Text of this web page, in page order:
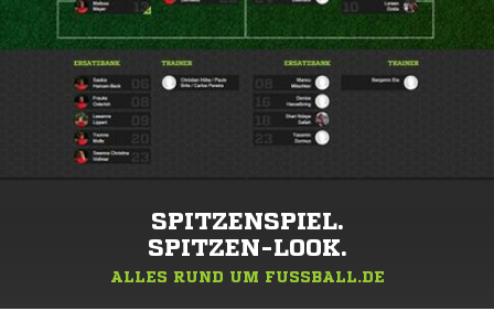
SPITZENSPIEL.
SPITZEN-LOOK.
ALLES RUND UM FUSSBALL.DE